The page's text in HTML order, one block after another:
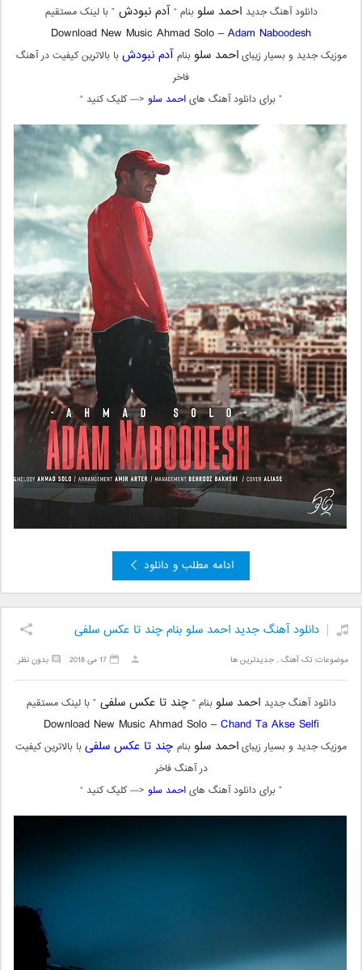
دانلود آهنگ جدید احمد سلو بنام “آدم نبودش” با لینک مستقیم
Download New Music Ahmad Solo –Adam Naboodesh
موزیک جدید و بسیار زیبایاحمد سلو بنام آدم نبودشبا بالاترین کیفیت در آهنگ
فاخر
” برای دانلود آهنگ هایاحمد سلو <— کلیک کنید “
ادامه مطلب و دانلود
دانلود آهنگ جدید احمد سلو بنام چند تا عکس سلفی
موضوعات:تک آهنگ ,جدیدترین ها بدون نظر 17 می 2018
دانلود آهنگ جدید احمد سلو بنام “ چند تا عکس سلفی” با لینک مستقیم
Download New Music Ahmad Solo –Chand Ta Akse Selfi
موزیک جدید و بسیار زیبایاحمد سلو بنام چند تا عکس سلفیبا بالاترین کیفیت
در آهنگ فاخر
” برای دانلود آهنگ هایاحمد سلو <— کلیک کنید “